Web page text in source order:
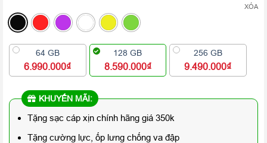
XÓA
64 GB
6.990.000₫
128 GB
8.590.000₫
256 GB
9.490.000₫
KHUYẾN MÃI:
Tặng sạc cáp xịn chính hãng giá 350k
Tặng cường lực, ốp lưng chống va đập